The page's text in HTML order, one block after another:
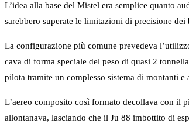
L’idea alla base del Mistel era semplice quanto
sarebbero superate le limitazioni di precisione
La configurazione più comune prevedeva
cava di forma speciale del peso di quasi 2
pilota tramite un complesso sistema di montanti
L’aereo composito così formato decollava con il
allontanava, lasciando che il Ju 88 imbottito di